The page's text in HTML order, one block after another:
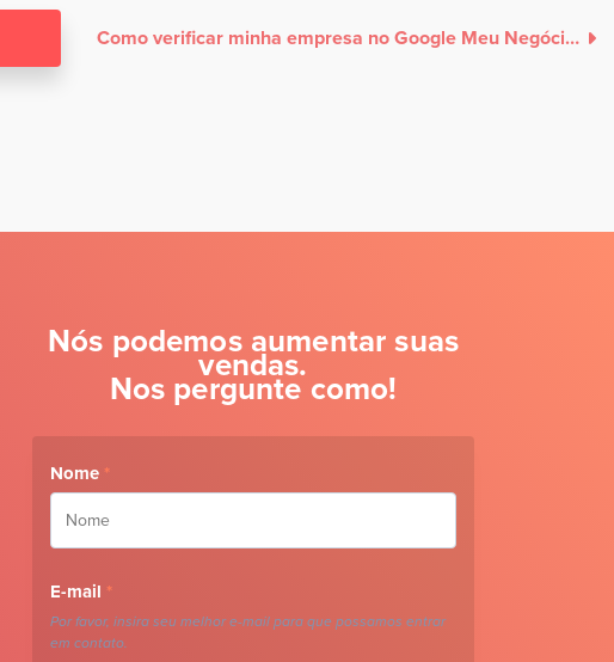
Como verificar minha empresa no Google Meu Negócio?
Nós podemos aumentar suas
vendas.
Nos pergunte como!
Nome *
E-mail *
Por favor, insira seu melhor e-mail para que possamos entrar
em contato.